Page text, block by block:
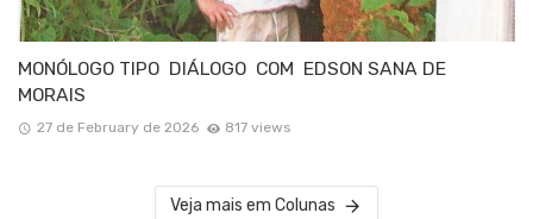
MONÓLOGO TIPO DIÁLOGO COM EDSON SANA DE
MORAIS
27 de February de 2026 817 views
Veja mais em Colunas